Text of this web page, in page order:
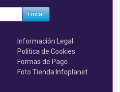
Enviar
Información Legal
Política de Cookies
Formas de Pago
Foto Tienda Infoplanet